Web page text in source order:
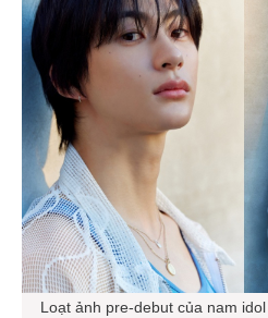
Loạt ảnh pre-debut của nam